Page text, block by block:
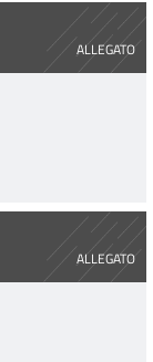
ALLEGATO
ALLEGATO